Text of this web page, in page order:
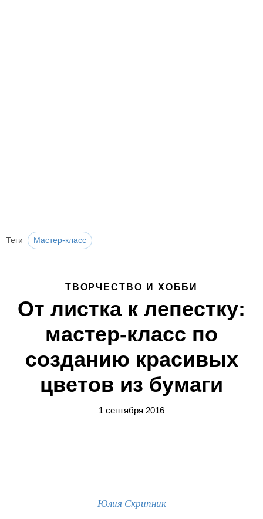
Теги Мастер-класс
ТВОРЧЕСТВО И ХОББИ
От листка к лепестку:
мастер-класс по
созданию красивых
цветов из бумаги
1 сентября 2016
Юлия Скрипник